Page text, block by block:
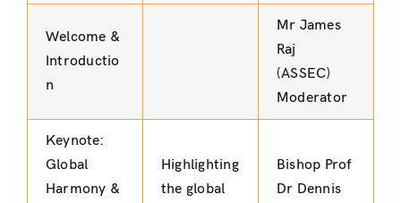
Welcome &
Introductio
n
Mr James
Raj
(ASSEC)
Moderator
Keynote:
Global
Harmony &
Highlighting
the global
Bishop Prof
Dr Dennis